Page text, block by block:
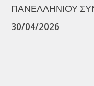
ΠΑΝΕΛΛΗΝΙΟΥ
30/04/2026